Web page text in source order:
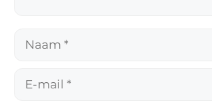
Naam